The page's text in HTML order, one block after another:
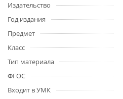
Издательство
Год издания
Предмет
Класс
Тип материала
ФГОС
Входит в УМК